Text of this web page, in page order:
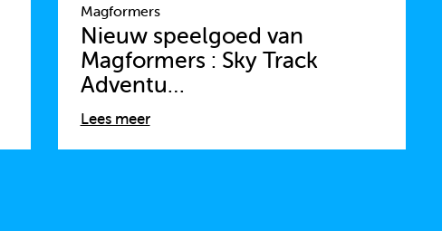
Magformers
Nieuw speelgoed van
Magformers : Sky Track
Adventu…
Lees meer